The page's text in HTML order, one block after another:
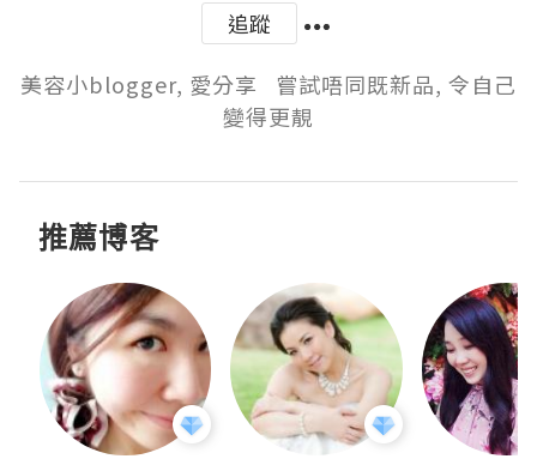
追蹤
美容小blogger, 愛分享   嘗試唔同既新品, 令自己
變得更靚
推薦博客